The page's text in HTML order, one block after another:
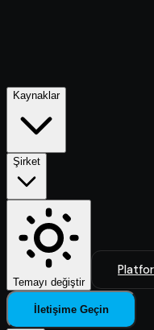
Kaynaklar
Şirket
Temayı değiştir
İletişime Geçin